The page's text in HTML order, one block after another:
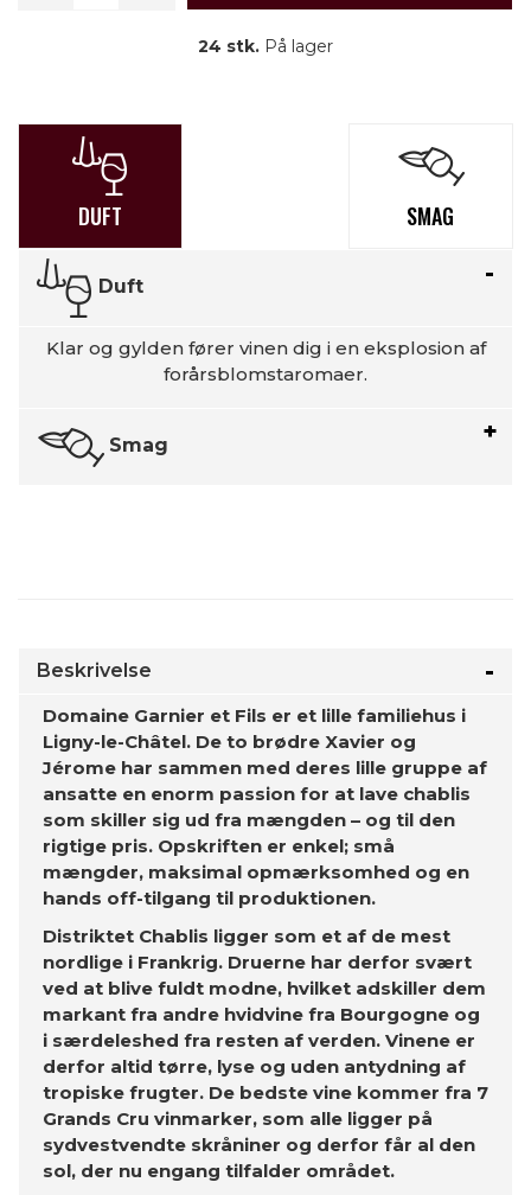
24 stk. På lager
DUFT SMAG
Duft
Klar og gylden fører vinen dig i en eksplosion af
forårsblomstaromaer.
Smag
Beskrivelse
Domaine Garnier et Fils er et lille familiehus i
Ligny-le-Châtel. De to brødre Xavier og
Jérome har sammen med deres lille gruppe af
ansatte en enorm passion for at lave chablis
som skiller sig ud fra mængden – og til den
rigtige pris. Opskriften er enkel; små
mængder, maksimal opmærksomhed og en
hands off-tilgang til produktionen.
Distriktet Chablis ligger som et af de mest
nordlige i Frankrig. Druerne har derfor svært
ved at blive fuldt modne, hvilket adskiller dem
markant fra andre hvidvine fra Bourgogne og
i særdeleshed fra resten af verden. Vinene er
derfor altid tørre, lyse og uden antydning af
tropiske frugter. De bedste vine kommer fra 7
Grands Cru vinmarker, som alle ligger på
sydvestvendte skråniner og derfor får al den
sol, der nu engang tilfalder området.